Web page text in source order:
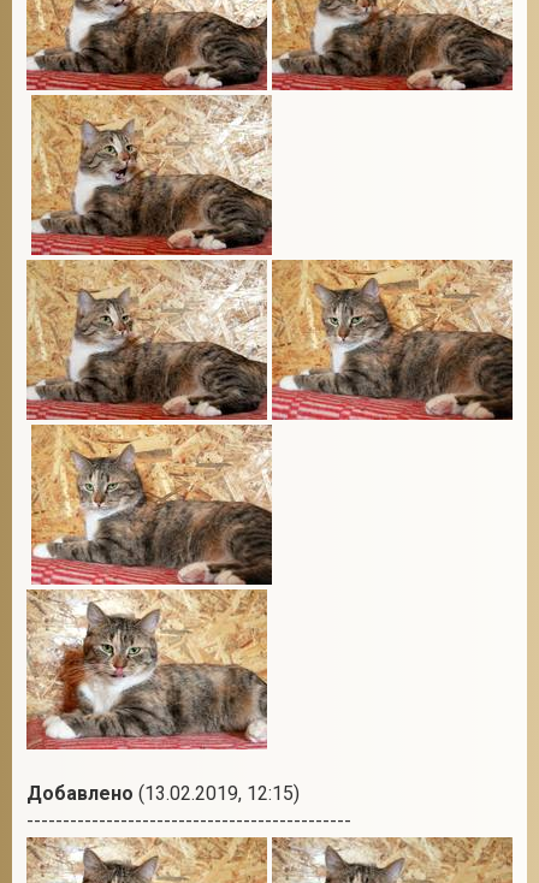
Добавлено (13.02.2019, 12:15)
---------------------------------------------